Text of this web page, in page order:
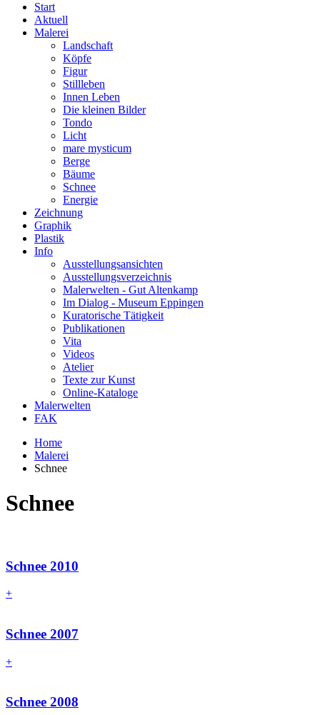
Start
Aktuell
Malerei
Landschaft
Köpfe
Figur
Stillleben
Innen Leben
Die kleinen Bilder
Tondo
Licht
mare mysticum
Berge
Bäume
Schnee
Energie
Zeichnung
Graphik
Plastik
Info
Ausstellungsansichten
Ausstellungsverzeichnis
Malerwelten - Gut Altenkamp
Im Dialog - Museum Eppingen
Kuratorische Tätigkeit
Publikationen
Vita
Videos
Atelier
Texte zur Kunst
Online-Kataloge
Malerwelten
FAK
Home
Malerei
Schnee
Schnee
Schnee 2010
+
Schnee 2007
+
Schnee 2008